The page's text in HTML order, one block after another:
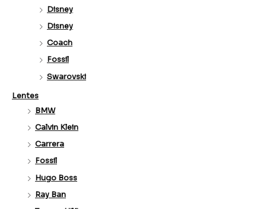
Disney
Disney
Coach
Fossil
Swarovski
Lentes
BMW
Calvin Klein
Carrera
Fossil
Hugo Boss
Ray Ban